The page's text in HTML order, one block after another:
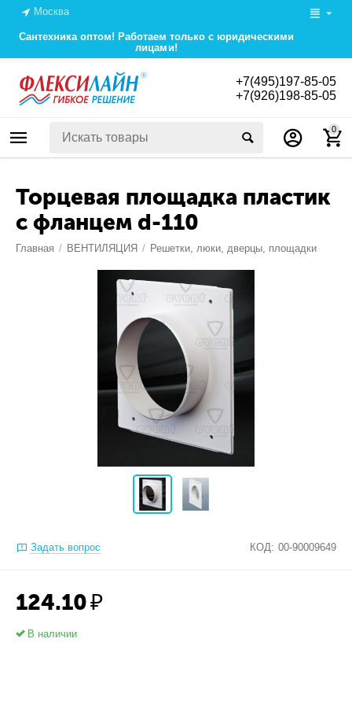
Москва
Сантехника оптом! Работаем только с юридическими
лицами!
+7(495)197-85-05
+7(926)198-85-05
0
Торцевая площадка пластик
с фланцем d-110
Главная / ВЕНТИЛЯЦИЯ / Решетки, люки, дверцы, площадки
Задать вопрос КОД: 00-90009649
124.10₽
В наличии